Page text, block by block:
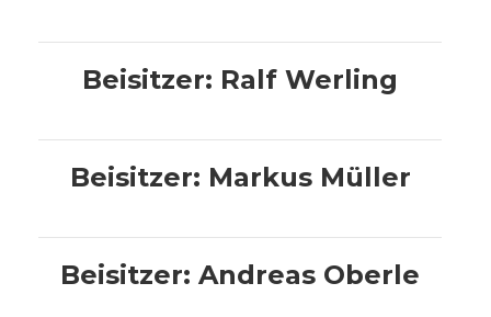
Beisitzer: Ralf Werling
Beisitzer: Markus Müller
Beisitzer: Andreas Oberle